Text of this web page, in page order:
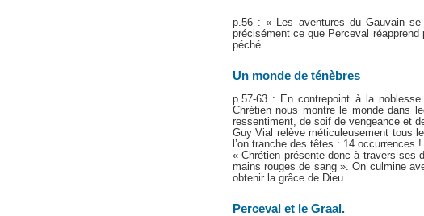
p.56 : « Les aventures du Gauvain
précisément ce que Perceval
péché.
Un monde de ténèbres
p.57-63 : En contrepoint à la
Chrétien nous montre le monde dans
ressentiment, de soif de vengeance et
Guy Vial relève méticuleusement tous
l’on tranche des têtes : 14 occurrences !
« Chrétien présente donc à travers ses
mains rouges de sang ». On culmine
obtenir la grâce de Dieu.
Perceval et le Graal.